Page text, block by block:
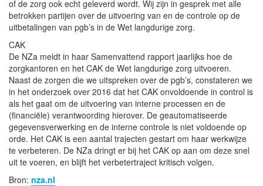
of de zorg ook echt geleverd wordt. Wij zijn in gesprek met alle
betrokken partijen over de uitvoering van en de controle op de
uitbetalingen van pgb’s in de Wet langdurige zorg.
CAK
De NZa meldt in haar Samenvattend rapport jaarlijks hoe de
zorgkantoren en het CAK de Wet langdurige zorg uitvoeren.
Naast de zorgen die we uitspreken over de pgb’s, constateren we
in het onderzoek over 2016 dat het CAK onvoldoende in control is
als het gaat om de uitvoering van interne processen en de
(financiële) verantwoording hierover. De geautomatiseerde
gegevensverwerking en de interne controle is niet voldoende op
orde. Het CAK is een aantal trajecten gestart om haar werkwijze
te verbeteren. De NZa dringt er bij het CAK op aan om deze snel
uit te voeren, en blijft het verbetertraject kritisch volgen.
Bron: nza.nl